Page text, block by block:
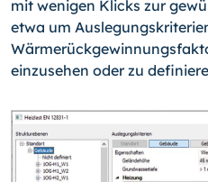
mit wenigen Klicks zur
etwa um
einzusehen oder zu